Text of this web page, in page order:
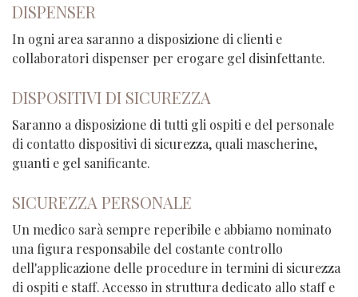
DISPENSER
In ogni area saranno a disposizione di clienti e
collaboratori dispenser per erogare gel disinfettante.
DISPOSITIVI DI SICUREZZA
Saranno a disposizione di tutti gli ospiti e del personale
di contatto dispositivi di sicurezza, quali mascherine,
guanti e gel sanificante.
SICUREZZA PERSONALE
Un medico sarà sempre reperibile e abbiamo nominato
una figura responsabile del costante controllo
dell'applicazione delle procedure in termini di sicurezza
di ospiti e staff. Accesso in struttura dedicato allo staff e